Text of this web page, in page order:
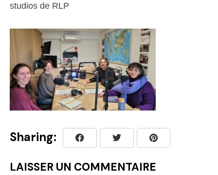
studios de RLP
Sharing:
LAISSER UN COMMENTAIRE